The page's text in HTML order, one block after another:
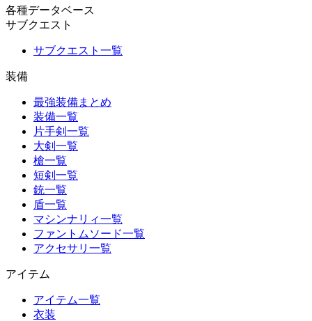
各種データベース
サブクエスト
サブクエスト一覧
装備
最強装備まとめ
装備一覧
片手剣一覧
大剣一覧
槍一覧
短剣一覧
銃一覧
盾一覧
マシンナリィ一覧
ファントムソード一覧
アクセサリ一覧
アイテム
アイテム一覧
衣装